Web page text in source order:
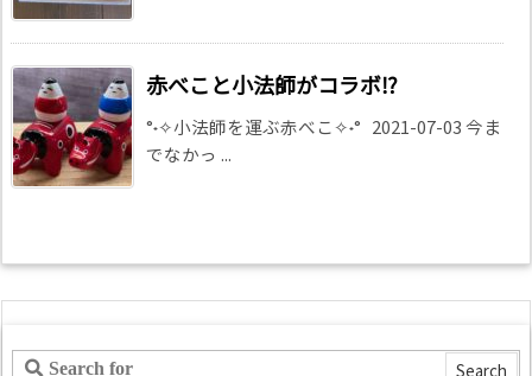
赤べこと小法師がコラボ⁉
°˖✧小法師を運ぶ赤べこ✧˖° 2021-07-03 今ま
でなかっ ...